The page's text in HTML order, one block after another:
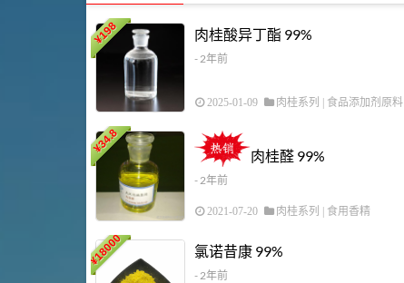
¥
198 肉桂酸异丁酯 99%
- 2年前
2025-01-09 肉桂系列 食品添加剂原料
¥
34.8
肉桂醛 99%
- 2年前
2021-07-20 肉桂系列 | 食用香精
¥
18000 氯诺昔康 99%
- 2年前